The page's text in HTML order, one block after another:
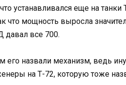
устанавливался еще на танки
что мощность выросла
давал все 700.
его назвали механизм, ведь
на Т-72, которую тоже